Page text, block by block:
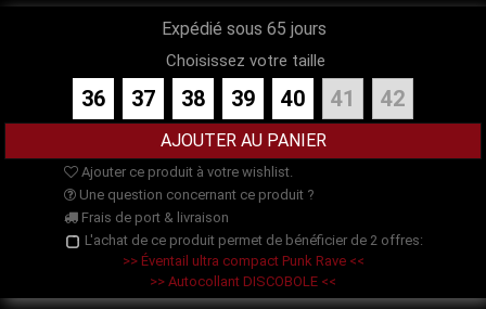
Expédié sous 65 jours
Choisissez votre taille
36 37 38 39 40 41 42
Ajouter ce produit à votre wishlist.
Une question concernant ce produit ?
Frais de port & livraison
L'achat de ce produit permet de bénéficier de 2 offres:
>> Éventail ultra compact Punk Rave <<
>> Autocollant DISCOBOLE <<